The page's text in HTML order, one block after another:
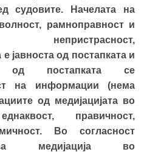
судовите. Начелата на
рамноправност и
е јавноста од постапката и
од постапката се
на информации (нема
од медијацијата во
правичност,
Во согласност
медијација во